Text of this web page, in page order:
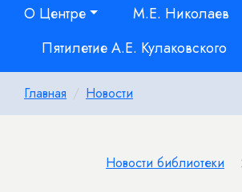
О Центре М.Е. Николаев
Пятилетие А.Е. Кулаковского
Главная Новости
Новости библиотеки